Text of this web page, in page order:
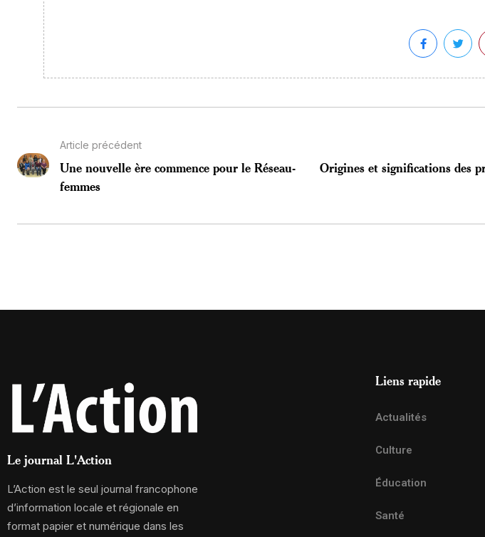
Article précédent
Une nouvelle ère commence pour le Réseau-
femmes
Origines et significations des
Le journal L'Action
L’Action est le seul journal francophone
d’information locale et régionale en
format papier et numérique dans les
Liens rapide
Actualités
Culture
Éducation
Santé